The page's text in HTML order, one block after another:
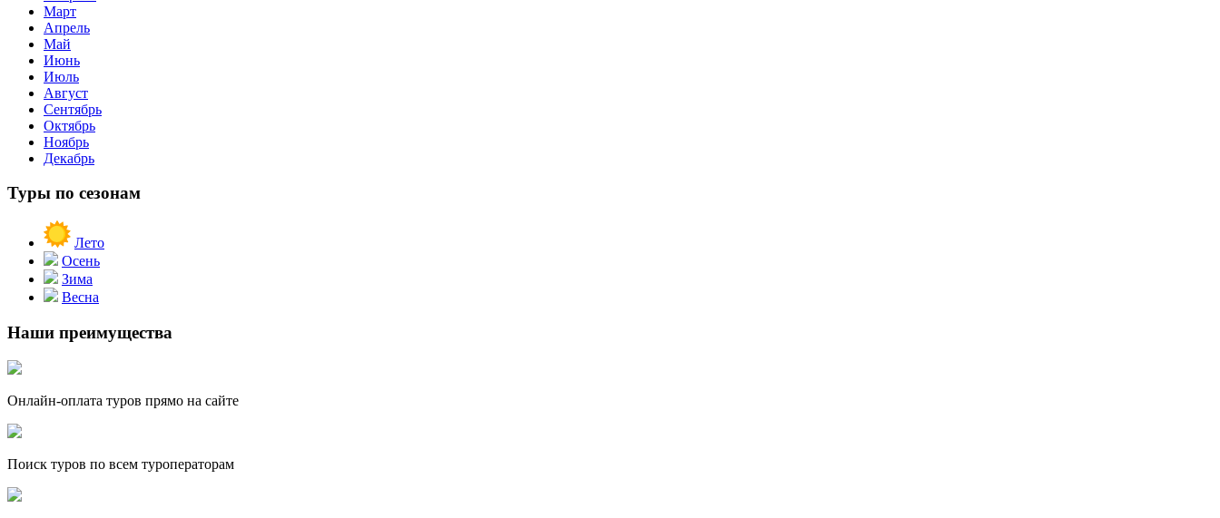
Март
Апрель
Май
Июнь
Июль
Август
Сентябрь
Октябрь
Ноябрь
Декабрь
Туры по сезонам
Лето
Осень
Зима
Весна
Наши преимущества
Онлайн-оплата туров прямо на сайте
Поиск туров по всем туроператорам